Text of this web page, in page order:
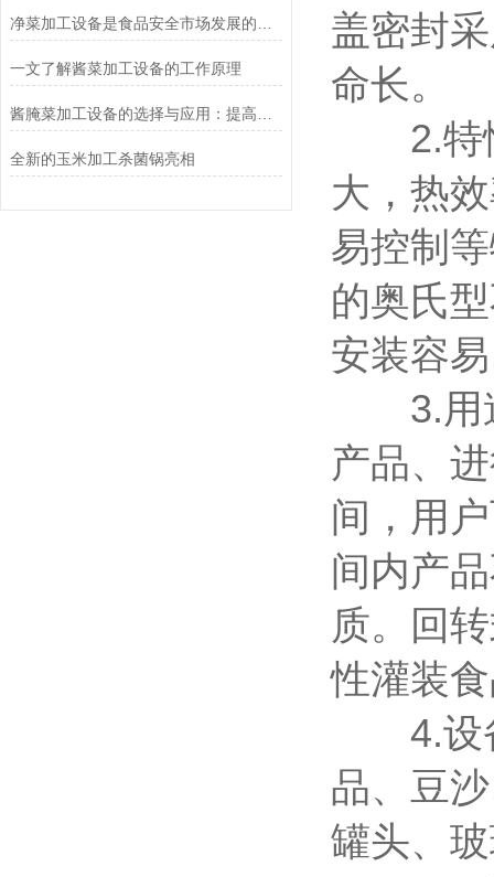
一文了解酱菜加工设备的工作原理
全新的玉米加工杀菌锅亮相
盖密封
命长。
2.特性
大，热
易控制
的奥氏
安装容
3.用途
产品、
间，用
间内产
质。回
性灌装
4.设备
品、豆
罐头、